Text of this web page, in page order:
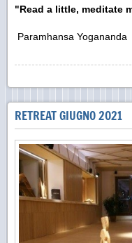
"Read a little, meditate
Paramhansa Yogananda
RETREAT GIUGNO 2021